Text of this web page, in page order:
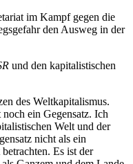
im Kampf gegen die
den Ausweg in der
und den kapitalistischen
des Weltkapitalismus.
noch ein Gegensatz. Ich
Welt und der
nicht als ein
Es ist der